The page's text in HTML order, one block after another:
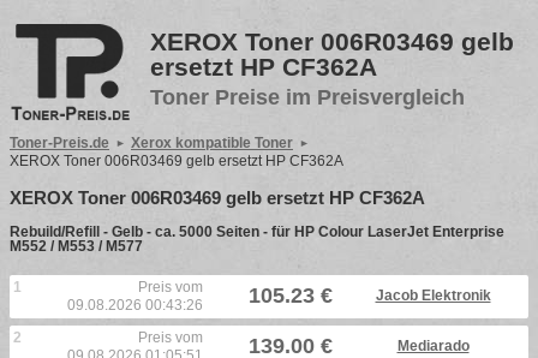
XEROX Toner 006R03469 gelb
ersetzt HP CF362A
Toner Preise im Preisvergleich
Toner-Preis.de
Xerox kompatible Toner
XEROX Toner 006R03469 gelb ersetzt HP CF362A
XEROX Toner 006R03469 gelb ersetzt HP CF362A
Rebuild/Refill - Gelb - ca. 5000 Seiten - für HP Colour LaserJet Enterprise
M552 / M553 / M577
1
Preis vom
09.08.2026 00:43:26
105.23 € Jacob Elektronik
2
Preis vom
139.00 € Mediarado